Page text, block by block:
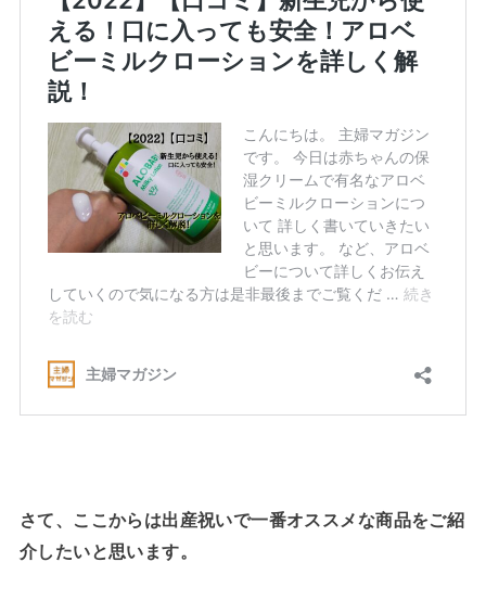
さて、ここからは出産祝いで一番オススメな商品をご紹
介したいと思います。